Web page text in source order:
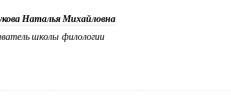
Наталья Михайловна
школы филологии